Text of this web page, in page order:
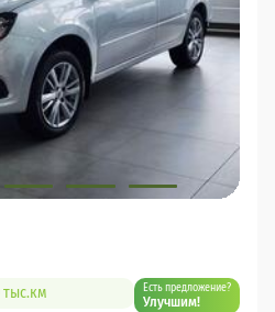
тыс.км Есть предложение?
Улучшим!